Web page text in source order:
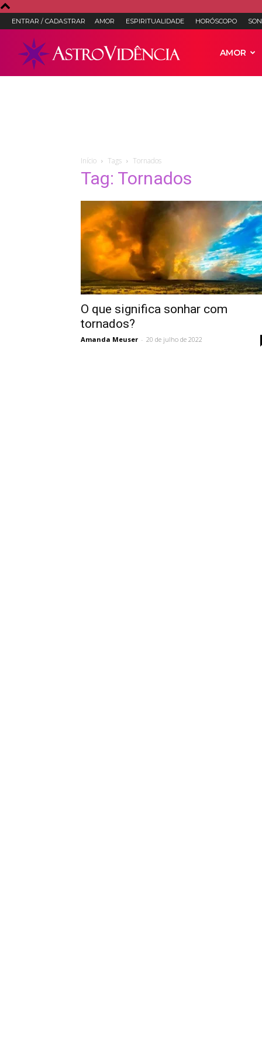
ENTRAR / CADASTRAR AMOR ESPIRITUALIDADE HORÓSCOPO
Tarot
Vidência
AMOR
Início Tags Tornados
Tag: Tornados
O que significa sonhar com
tornados?
Amanda Meuser - 20 de julho de 2022